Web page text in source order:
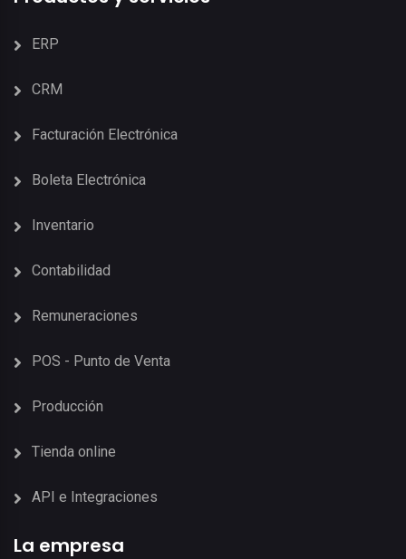
ERP
CRM
Facturación Electrónica
Boleta Electrónica
Inventario
Contabilidad
Remuneraciones
POS - Punto de Venta
Producción
Tienda online
API e Integraciones
La empresa